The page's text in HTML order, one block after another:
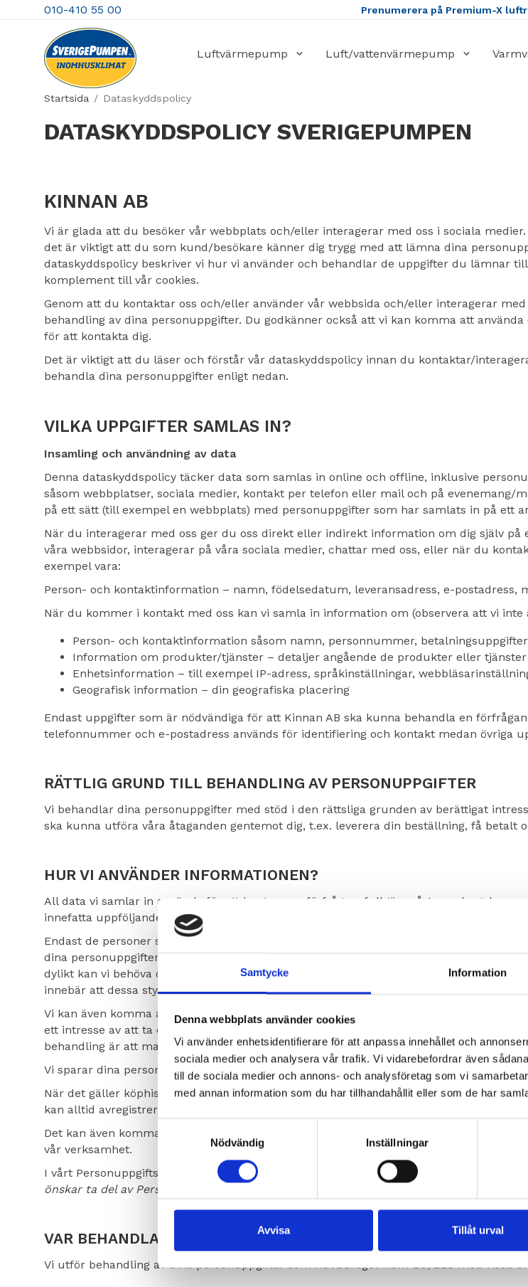
Samtycke Information
Denna webbplats använder cookies
Vi använder enhetsidentifierare för att anpassa innehållet och
sociala medier och analysera vår trafik. Vi vidarebefordrar även
till de sociala medier och annons- och analysföretag som vi
med annan information som du har tillhandahållit eller som de har
Nödvändig
Inställningar
Avvisa Tillåt urval
010-410 55 00 Prenumerera på Premium-X
Luftvärmepump Luft/vattenvärmepump
Startsida / Dataskyddspolicy
DATASKYDDSPOLICY SVERIGEPUMPEN
KINNAN AB
Vi är glada att du besöker vår webbplats och/eller interagerar med oss i sociala
det är viktigt att du som kund/besökare känner dig trygg med att lämna dina
dataskyddspolicy beskriver vi hur vi använder och behandlar de uppgifter du lämnar
komplement till vår cookies.
Genom att du kontaktar oss och/eller använder vår webbsida och/eller interagerar
behandling av dina personuppgifter. Du godkänner också att vi kan komma att
för att kontakta dig.
Det är viktigt att du läser och förstår vår dataskyddspolicy innan du kontaktar/
behandla dina personuppgifter enligt nedan.
VILKA UPPGIFTER SAMLAS IN?
Insamling och användning av data
Denna dataskyddspolicy täcker data som samlas in online och offline, inklusive
såsom webbplatser, sociala medier, kontakt per telefon eller mail och på evenemang/
på ett sätt (till exempel en webbplats) med personuppgifter som har samlats in på ett
När du interagerar med oss ger du oss direkt eller indirekt information om dig själv
våra webbsidor, interagerar på våra sociala medier, chattar med oss, eller när du
exempel vara:
Person- och kontaktinformation – namn, födelsedatum, leveransadress, e-postadress,
När du kommer i kontakt med oss kan vi samla in information om (observera att vi
Person- och kontaktinformation såsom namn, personnummer,
Information om produkter/tjänster – detaljer angående de produkter eller
Enhetsinformation – till exempel IP-adress, språkinställningar,
Geografisk information – din geografiska placering
Endast uppgifter som är nödvändiga för att Kinnan AB ska kunna behandla en
telefonnummer och e-postadress används för identifiering och kontakt medan övriga
RÄTTLIG GRUND TILL BEHANDLING AV PERSONUPPGIFTER
Vi behandlar dina personuppgifter med stöd i den rättsliga grunden av berättigat
ska kunna utföra våra åtaganden gentemot dig, t.ex. leverera din beställning, få betalt
HUR VI ANVÄNDER INFORMATIONEN?
All data vi samlar in används för att hantera en förfrågan, fullgöra vårt uppdrag,
innefatta uppföljande enkäter med frågor om hur du tycker att våra produkter och
Endast de personer som behöver behandla personuppgifter för ovan nämnda
dina personuppgifter med nödvändig part, såsom våra återförsäljare och leverantörer.
dylikt kan vi behöva dela dina personuppgifter med. Vi delar även dina
innebär att dessa styr hur informationen ska behandlas.
Vi kan även komma att använda dina personuppgifter för att kunna kommunicera
ett intresse av att ta del av informationen, samt nyhetsbrev och generell
behandling är att marknadsföra våra befintliga eller nya produkter och tjänster. Vissa
Vi sparar dina personuppgifter under produktens potentiella livslängd, men
När det gäller köphistorik, kan informationen komma att användas för
kan alltid avregistrera dig från sådana utskick från Sverigepumpen/Kinnan.
Det kan även komma att förekomma andra mottagare av personuppgifter, såsom
vår verksamhet.
I vårt Personuppgiftsbiträdesregister finns en komplett lista på de företag/
önskar ta del av Personuppgiftsbiträdesregistret.
VAR BEHANDLAS DINA UPPGIFTER?
Vi utför behandling av dina personuppgifter som huvudregel inom EU/EES med vissa